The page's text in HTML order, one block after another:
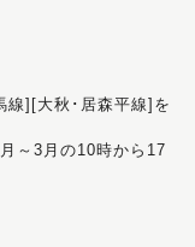
線][大秋･居森平線]を
～3月の10時から17